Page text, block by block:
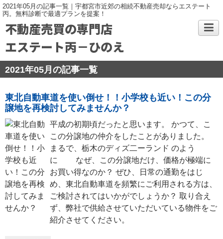
2021年05月の記事一覧｜宇都宮市近郊の相続不動産売却ならエステート
丙。無料診断で最適プランを提案！
不動産売買の専門店
エステート丙－ひのえ
2021年05月の記事一覧
東北自動車道を使い倒せ！！小学校も近い！この分
譲地を再検討してみませんか？
平成の初期頃だったと思います。 かつて、こ
この分譲地の仲介をしたことがありました。
まるで、栃木のディズ二ーランド のよう
に なぜ、この分譲地だけ、価格が極端に
お買い得なのか？ ぜひ、日常の通勤をはじ
め、東北自動車道を頻繁にご利用される方は、
ご検討されてはいかがでしょうか？ 取り合え
ず、弊社で供給させていただいている物件をご
紹介させてください。